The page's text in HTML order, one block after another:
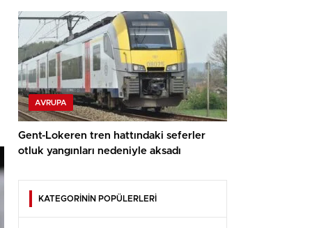
AVRUPA
Gent-Lokeren tren hattındaki seferler
otluk yangınları nedeniyle aksadı
KATEGORİNİN POPÜLERLERİ